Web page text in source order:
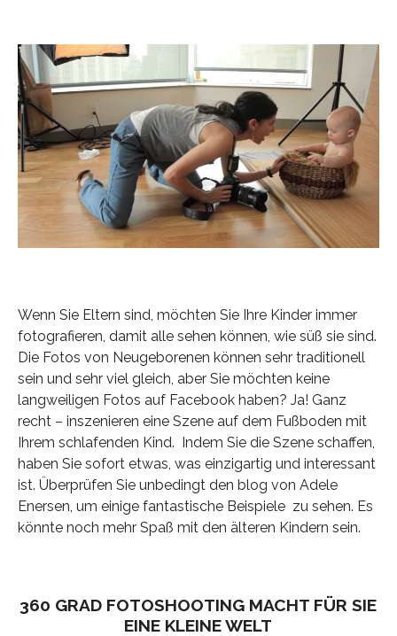
Wenn Sie Eltern sind, möchten Sie Ihre Kinder immer
fotografieren, damit alle sehen können, wie süß sie sind.
Die Fotos von Neugeborenen können sehr traditionell
sein und sehr viel gleich, aber Sie möchten keine
langweiligen Fotos auf Facebook haben? Ja! Ganz
recht – inszenieren eine Szene auf dem Fußboden mit
Ihrem schlafenden Kind. Indem Sie die Szene schaffen,
haben Sie sofort etwas, was einzigartig und interessant
ist. Überprüfen Sie unbedingt den blog von Adele
Enersen, um einige fantastische Beispiele zu sehen. Es
könnte noch mehr Spaß mit den älteren Kindern sein.
360 GRAD FOTOSHOOTING MACHT FÜR SIE
EINE KLEINE WELT